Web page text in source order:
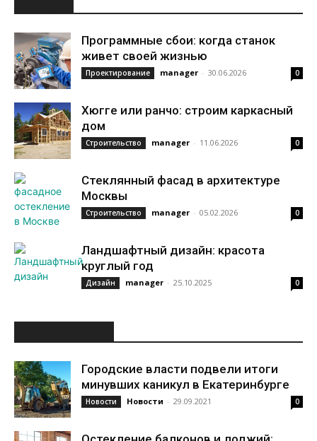
Программные сбои: когда станок
живет своей жизнью
Проектирование manager - 30.06.2026 0
Хюгге или ранчо: строим каркасный
дом
Строительство manager - 11.06.2026 0
Стеклянный фасад в архитектуре
Москвы
Строительство manager - 05.02.2026 0
Ландшафтный дизайн: красота
круглый год
Дизайн manager - 25.10.2025 0
Городские власти подвели итоги
минувших каникул в Екатеринбурге
Новости Новости - 29.09.2021 0